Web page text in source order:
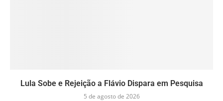
Lula Sobe e Rejeição a Flávio Dispara em Pesquisa
5 de agosto de 2026